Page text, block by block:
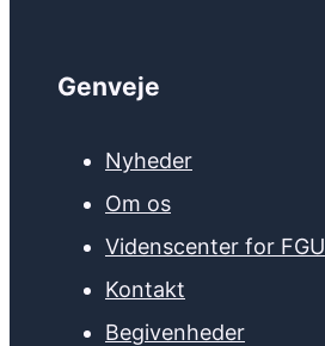
Genveje
Nyheder
Om os
Videnscenter for FGU
Kontakt
Begivenheder